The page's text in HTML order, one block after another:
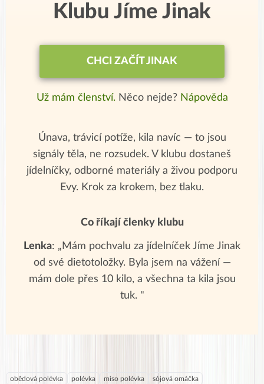
Klubu Jíme Jinak
CHCI ZAČÍT JINAK
Už mám členství. Něco nejde? Nápověda
Únava, trávicí potíže, kila navíc — to jsou
signály těla, ne rozsudek. V klubu dostaneš
jídelníčky, odborné materiály a živou podporu
Evy. Krok za krokem, bez tlaku.
Co říkají členky klubu
Lenka: „Mám pochvalu za jídelníček Jíme Jinak
od své dietotoložky. Byla jsem na vážení —
mám dole přes 10 kilo, a všechna ta kila jsou
tuk. "
obědová polévka polévka miso polévka
sójová omáčka